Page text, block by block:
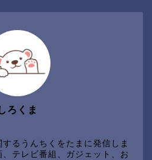
しろくま
るうんちくをたまに発信しま
テレビ番組、ガジェット、お